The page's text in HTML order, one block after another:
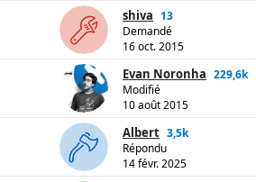
shiva 13
Demandé
16 oct. 2015
Evan Noronha 229,6k
Modifié
10 août 2015
Albert 3,5k
Répondu
14 févr. 2025